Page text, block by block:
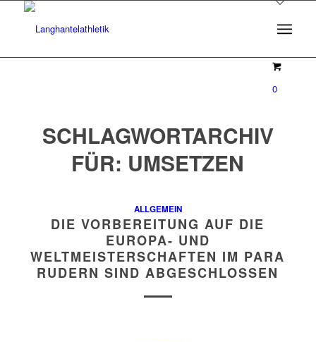
0
SCHLAGWORTARCHIV
FÜR: UMSETZEN
ALLGEMEIN
DIE VORBEREITUNG AUF DIE
EUROPA- UND
WELTMEISTERSCHAFTEN IM PARA
RUDERN SIND ABGESCHLOSSEN